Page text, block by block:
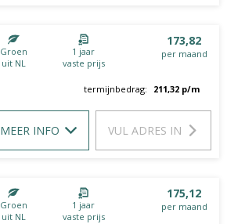
Groen
uit NL
1 jaar
vaste prijs
173,82
per maand
termijnbedrag: 211,32 p/m
MEER INFO VUL ADRES IN
Groen
uit NL
1 jaar
vaste prijs
175,12
per maand